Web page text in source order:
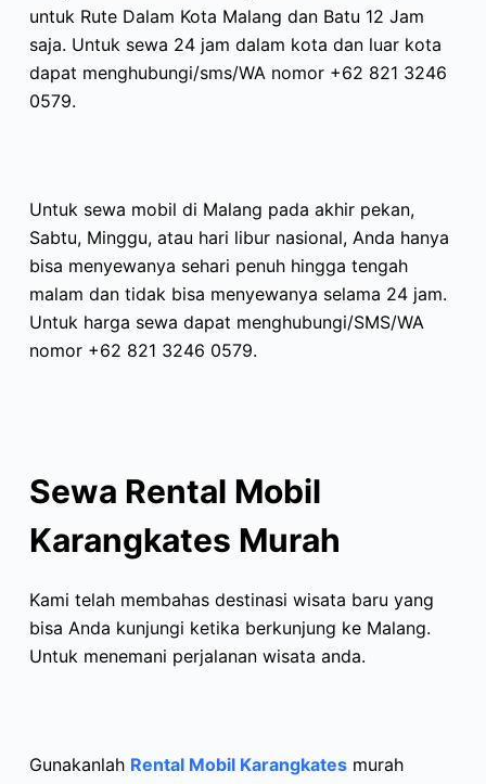
untuk Rute Dalam Kota Malang dan Batu 12 Jam
saja. Untuk sewa 24 jam dalam kota dan luar kota
dapat menghubungi/sms/WA nomor +62 821 3246
0579.
Untuk sewa mobil di Malang pada akhir pekan,
Sabtu, Minggu, atau hari libur nasional, Anda hanya
bisa menyewanya sehari penuh hingga tengah
malam dan tidak bisa menyewanya selama 24 jam.
Untuk harga sewa dapat menghubungi/SMS/WA
nomor +62 821 3246 0579.
Sewa Rental Mobil
Karangkates Murah
Kami telah membahas destinasi wisata baru yang
bisa Anda kunjungi ketika berkunjung ke Malang.
Untuk menemani perjalanan wisata anda.
Gunakanlah Rental Mobil Karangkatesmurah